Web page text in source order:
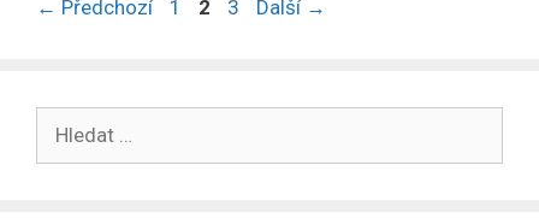
← Předchozí Stránka
1 Stránka
2 Stránka
3 Další →